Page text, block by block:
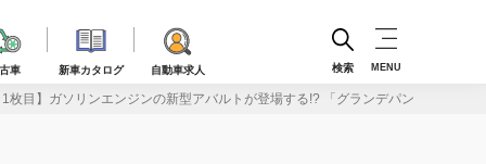
車 新車カタログ 自動車求人 検索 MENU
枚目】ガソリンエンジンの新型アバルトが登場する!? 「グランデパンダ」に内